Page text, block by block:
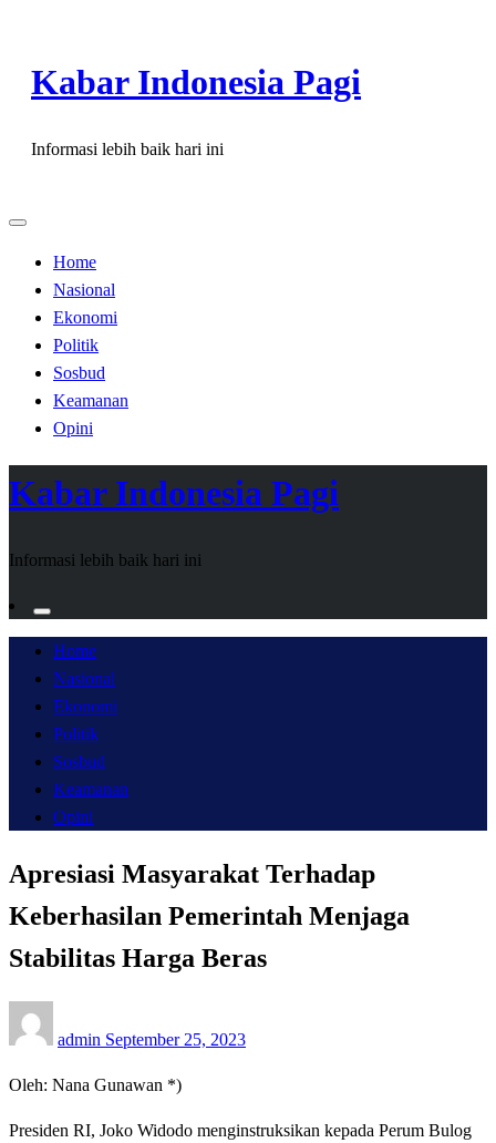
content
Kabar Indonesia Pagi
Informasi lebih baik hari ini
Home
Nasional
Ekonomi
Politik
Sosbud
Keamanan
Opini
Kabar Indonesia Pagi
Informasi lebih baik hari ini
Home
Nasional
Ekonomi
Politik
Sosbud
Keamanan
Opini
Apresiasi Masyarakat Terhadap
Keberhasilan Pemerintah Menjaga
Stabilitas Harga Beras
admin on
September 25, 2023
Oleh: Nana Gunawan *)
Presiden RI, Joko Widodo menginstruksikan kepada Perum Bulog